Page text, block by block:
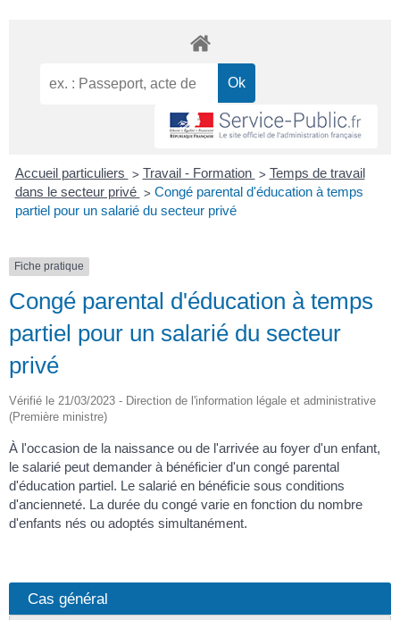
Accueil particuliers > Travail - Formation > Temps de travail
dans le secteur privé > Congé parental d'éducation à temps
partiel pour un salarié du secteur privé
Fiche pratique
Congé parental d'éducation à temps
partiel pour un salarié du secteur
privé
Vérifié le 21/03/2023 - Direction de l'information légale et administrative
(Première ministre)
À l'occasion de la naissance ou de l'arrivée au foyer d'un enfant,
le salarié peut demander à bénéficier d'un congé parental
d'éducation partiel. Le salarié en bénéficie sous conditions
d'ancienneté. La durée du congé varie en fonction du nombre
d'enfants nés ou adoptés simultanément.
Cas général